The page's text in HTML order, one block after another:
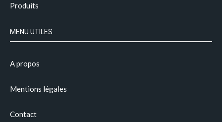
Produits
MENU UTILES
A propos
Mentions légales
Contact